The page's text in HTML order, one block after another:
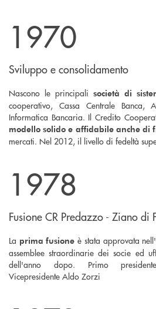
1970
Sviluppo e consolidamento
Nascono le principali società di
cooperativo, Cassa Centrale Banca,
Informatica Bancaria. Il Credito
modello solido e affidabile anche di
mercati. Nel 2012, il livello di fedeltà
1978
Fusione CR Predazzo - Ziano di
La prima fusione è stata approvata
assemblee straordinarie dei socie ed
dell'anno dopo. Primo
Vicepresidente Aldo Zorzi